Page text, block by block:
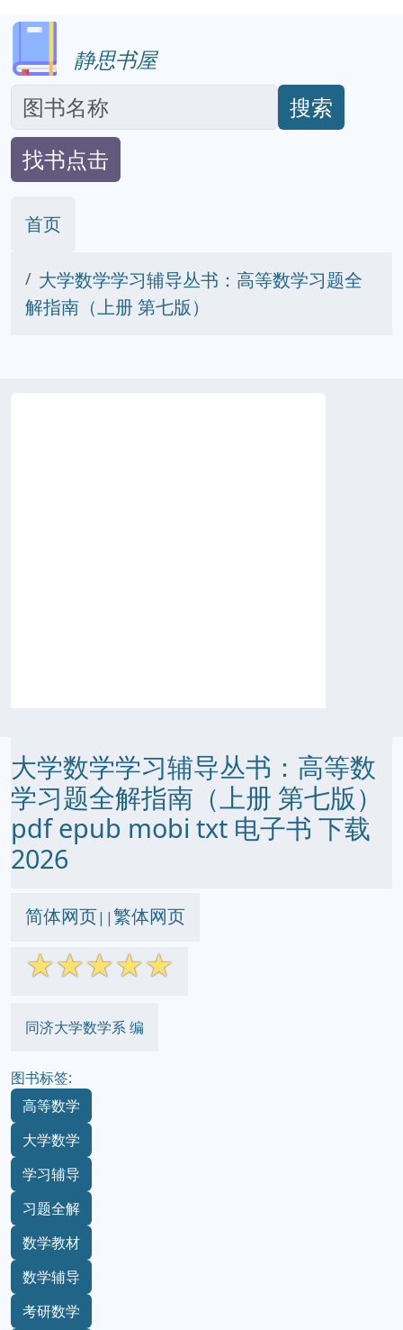
静思书屋
搜索
找书点击
首页
大学数学学习辅导丛书：高等数学习题全
解指南（上册 第七版）
大学数学学习辅导丛书：高等数
学习题全解指南（上册 第七版）
pdf epub mobi txt 电子书 下载
2026
简体网页||繁体网页
☆☆☆☆☆
同济大学数学系 编
图书标签:
高等数学
大学数学
学习辅导
习题全解
数学教材
数学辅导
考研数学